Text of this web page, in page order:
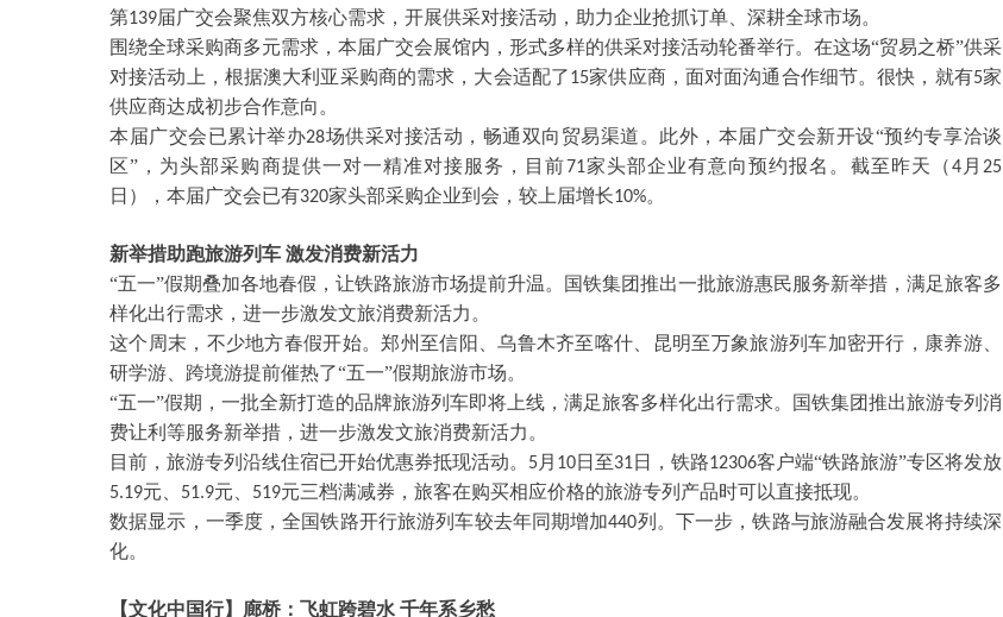
第139届广交会聚焦双方核心需求，开展供采对接活动，助力企业抢抓订单、深耕全球市场。
围绕全球采购商多元需求，本届广交会展馆内，形式多样的供采对接活动轮番举行。在这场“贸易之桥”供采
对接活动上，根据澳大利亚采购商的需求，大会适配了15家供应商，面对面沟通合作细节。很快，就有5家
供应商达成初步合作意向。
本届广交会已累计举办28场供采对接活动，畅通双向贸易渠道。此外，本届广交会新开设“预约专享洽谈
区”，为头部采购商提供一对一精准对接服务，目前 71家头部企业有意向预约报名。截至昨天（4月 25
日），本届广交会已有320家头部采购企业到会，较上届增长10%。
新举措助跑旅游列车 激发消费新活力
“五一”假期叠加各地春假，让铁路旅游市场提前升温。国铁集团推出一批旅游惠民服务新举措，满足旅客多
样化出行需求，进一步激发文旅消费新活力。
这个周末，不少地方春假开始。郑州至信阳、乌鲁木齐至喀什、昆明至万象旅游列车加密开行，康养游、
研学游、跨境游提前催热了“五一”假期旅游市场。
“五一”假期，一批全新打造的品牌旅游列车即将上线，满足旅客多样化出行需求。国铁集团推出旅游专列消
费让利等服务新举措，进一步激发文旅消费新活力。
目前，旅游专列沿线住宿已开始优惠券抵现活动。 5月 10日至31日，铁路12306客户端“铁路旅游”专区将发放
5.19元、 51.9元、 519元三档满减券，旅客在购买相应价格的旅游专列产品时可以直接抵现。
数据显示，一季度，全国铁路开行旅游列车较去年同期增加440列。下一步，铁路与旅游融合发展将持续深
化。
【文化中国行】廊桥：飞虹跨碧水 千年系乡愁